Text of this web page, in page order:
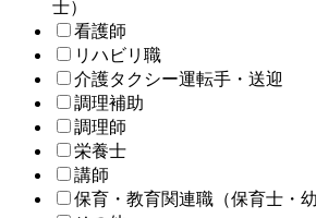
士）
看護師
リハビリ職
介護タクシー運転手・送迎
調理補助
調理師
栄養士
講師
保育・教育関連職（保育士・